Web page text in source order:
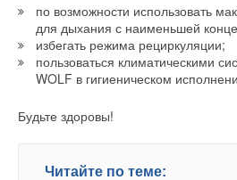
по возможности использовать
для дыхания с наименьшей
избегать режима рециркуляции;
пользоваться климатическими
WOLF в гигиеническом
Будьте здоровы!
Читайте по теме: